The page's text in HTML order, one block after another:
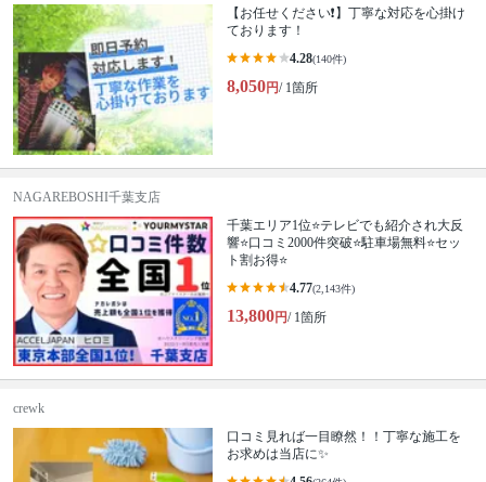
【お任せください❗️】丁寧な対応を心掛け
ております！
4.28(140件)
8,050円/ 1箇所
NAGAREBOSHI千葉支店
千葉エリア1位⭐テレビでも紹介され大反
響⭐️口コミ2000件突破⭐️駐車場無料⭐セッ
ト割お得⭐
4.77(2,143件)
13,800円/ 1箇所
crewk
口コミ見れば一目瞭然！！丁寧な施工を
お求めは当店に✨